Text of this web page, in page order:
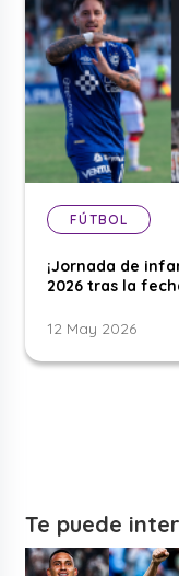
FÚTBOL
¡Jornada de
2026 tras la
12 May 2026
Te puede